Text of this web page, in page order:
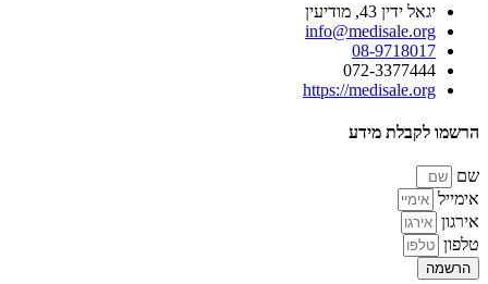
יגאל ידין 43, מודיעין
info@medisale.org
08-9718017
072-3377444
https://medisale.org
הרשמו לקבלת מידע
שם
אימייל
אירגון
טלפון
הרשמה